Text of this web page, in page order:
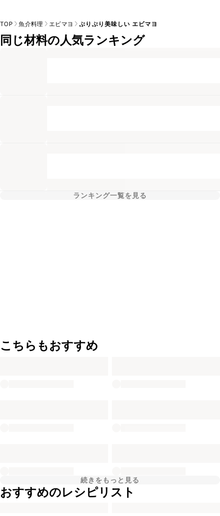
TOP 魚介料理 エビマヨ ぷりぷり美味しい エビマヨ
同じ材料の人気ランキング
ランキング一覧を見る
こちらもおすすめ
続きをもっと見る
おすすめのレシピリスト